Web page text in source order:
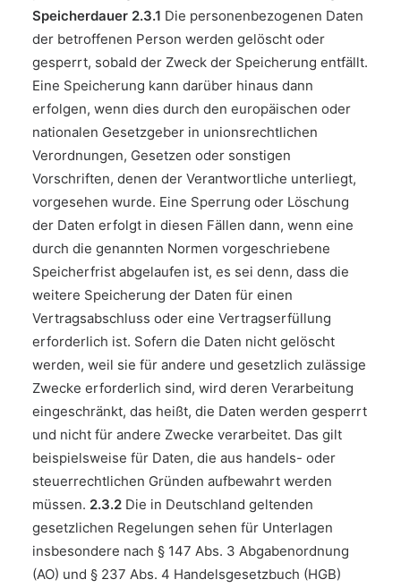
Speicherdauer 2.3.1 Die personenbezogenen Daten
der betroffenen Person werden gelöscht oder
gesperrt, sobald der Zweck der Speicherung entfällt.
Eine Speicherung kann darüber hinaus dann
erfolgen, wenn dies durch den europäischen oder
nationalen Gesetzgeber in unionsrechtlichen
Verordnungen, Gesetzen oder sonstigen
Vorschriften, denen der Verantwortliche unterliegt,
vorgesehen wurde. Eine Sperrung oder Löschung
der Daten erfolgt in diesen Fällen dann, wenn eine
durch die genannten Normen vorgeschriebene
Speicherfrist abgelaufen ist, es sei denn, dass die
weitere Speicherung der Daten für einen
Vertragsabschluss oder eine Vertragserfüllung
erforderlich ist. Sofern die Daten nicht gelöscht
werden, weil sie für andere und gesetzlich zulässige
Zwecke erforderlich sind, wird deren Verarbeitung
eingeschränkt, das heißt, die Daten werden gesperrt
und nicht für andere Zwecke verarbeitet. Das gilt
beispielsweise für Daten, die aus handels- oder
steuerrechtlichen Gründen aufbewahrt werden
müssen. 2.3.2 Die in Deutschland geltenden
gesetzlichen Regelungen sehen für Unterlagen
insbesondere nach § 147 Abs. 3 Abgabenordnung
(AO) und § 237 Abs. 4 Handelsgesetzbuch (HGB)